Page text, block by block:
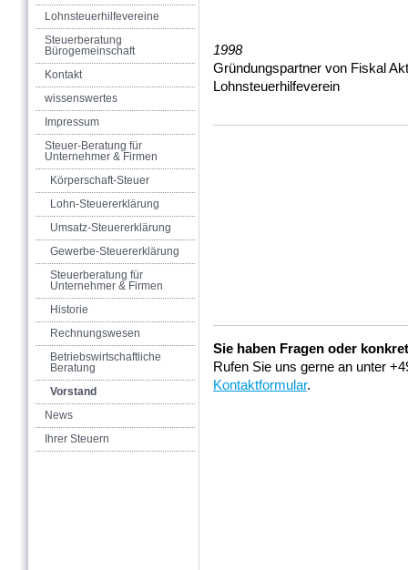
Lohnsteuerhilfevereine
Steuerberatung
Bürogemeinschaft
Kontakt
wissenswertes
Impressum
Steuer-Beratung für
Unternehmer & Firmen
Körperschaft-Steuer
Lohn-Steuererklärung
Umsatz-Steuererklärung
Gewerbe-Steuererklärung
Steuerberatung für
Unternehmer & Firmen
Historie
Rechnungswesen
Betriebswirtschaftliche
Beratung
Vorstand
News
Ihrer Steuern
1998
Gründungspartner von Fiskal
Lohnsteuerhilfeverein
Sie haben Fragen oder
Rufen Sie uns gerne an unter
Kontaktformular.